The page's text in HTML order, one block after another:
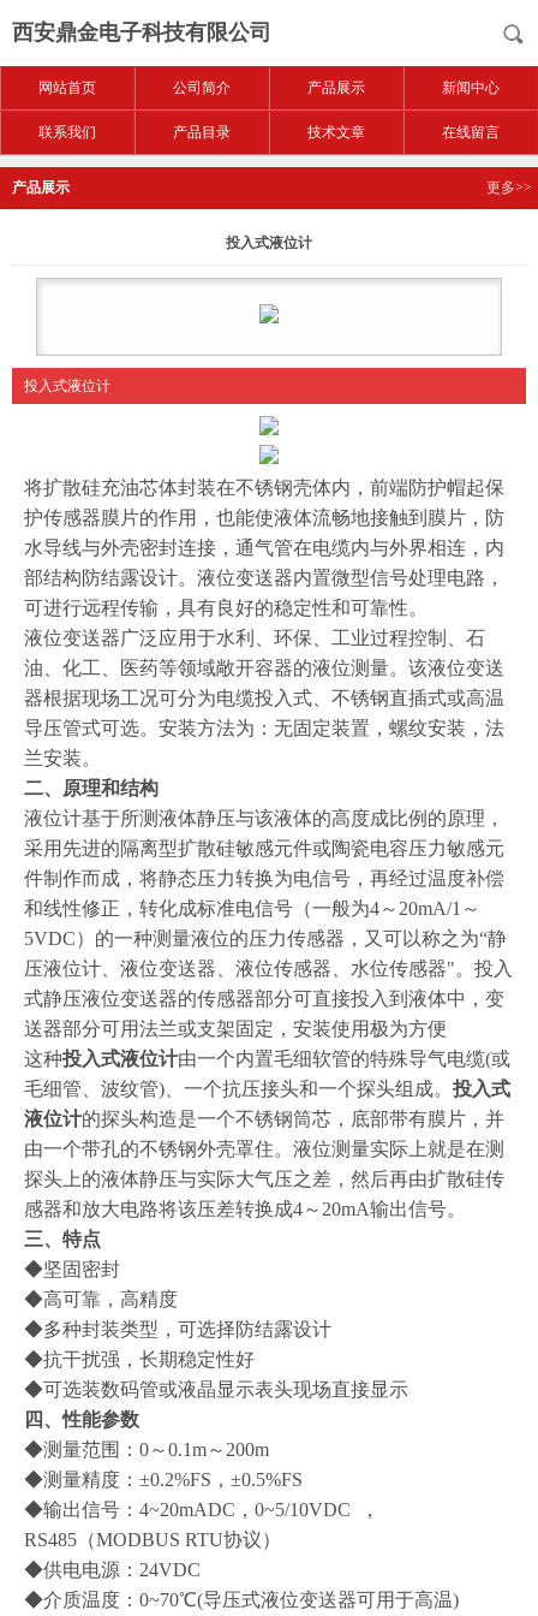
西安鼎金电子科技有限公司
网站首页 公司简介 产品展示 新闻中心
联系我们 产品目录 技术文章 在线留言
产品展示 更多>>
投入式液位计
投入式液位计
将扩散硅充油芯体封装在不锈钢壳体内，前端防护帽起保
护传感器膜片的作用，也能使液体流畅地接触到膜片，防
水导线与外壳密封连接，通气管在电缆内与外界相连，内
部结构防结露设计。液位变送器内置微型信号处理电路，
可进行远程传输，具有良好的稳定性和可靠性。
液位变送器广泛应用于水利、环保、工业过程控制、石
油、化工、医药等领域敞开容器的液位测量。该液位变送
器根据现场工况可分为电缆投入式、不锈钢直插式或高温
导压管式可选。安装方法为：无固定装置，螺纹安装，法
兰安装。
二、原理和结构
液位计基于所测液体静压与该液体的高度成比例的原理，
采用先进的隔离型扩散硅敏感元件或陶瓷电容压力敏感元
件制作而成，将静态压力转换为电信号，再经过温度补偿
和线性修正，转化成标准电信号（一般为4～20mA/1～
5VDC）的一种测量液位的压力传感器，又可以称之为“静
压液位计、液位变送器、液位传感器、水位传感器"。投入
式静压液位变送器的传感器部分可直接投入到液体中，变
送器部分可用法兰或支架固定，安装使用极为方便
这种投入式液位计由一个内置毛细软管的特殊导气电缆(或
毛细管、波纹管)、一个抗压接头和一个探头组成。 投入式
液位计的探头构造是一个不锈钢筒芯，底部带有膜片，并
由一个带孔的不锈钢外壳罩住。液位测量实际上就是在测
探头上的液体静压与实际大气压之差，然后再由扩散硅传
感器和放大电路将该压差转换成4～20mA输出信号。
三、特点
◆坚固密封
◆高可靠，高精度
◆多种封装类型，可选择防结露设计
◆抗干扰强，长期稳定性好
◆可选装数码管或液晶显示表头现场直接显示
四、性能参数
◆测量范围：0～0.1m～200m
◆测量精度：±0.2%FS，±0.5%FS
◆输出信号：4~20mADC，0~5/10VDC ，
RS485（MODBUS RTU协议）
◆供电电源：24VDC
◆介质温度：0~70℃(导压式液位变送器可用于高温)